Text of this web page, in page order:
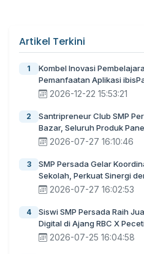
Artikel Terkini
1
Kombel Inovasi
Pemanfaatan Aplikasi
2026-12-22 15:53:21
2
Santripreneur Club SMP
Bazar, Seluruh Produk
2026-07-27 16:10:46
3
SMP Persada Gelar
Sekolah, Perkuat Sinergi
2026-07-27 16:02:53
4
Siswi SMP Persada Raih
Digital di Ajang RBC X
2026-07-25 16:04:58